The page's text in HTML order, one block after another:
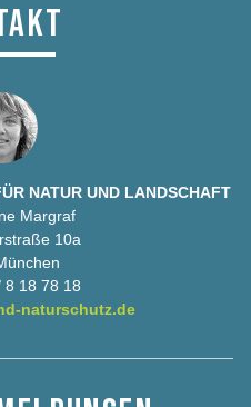
NATUR UND LANDSCHAFT
Margraf
10a
8 18 78 18
naturschutz.de